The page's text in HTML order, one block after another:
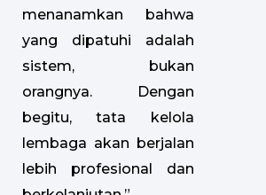
menanamkan bahwa
yang dipatuhi adalah
sistem, bukan
orangnya. Dengan
begitu, tata kelola
lembaga akan berjalan
lebih profesional dan